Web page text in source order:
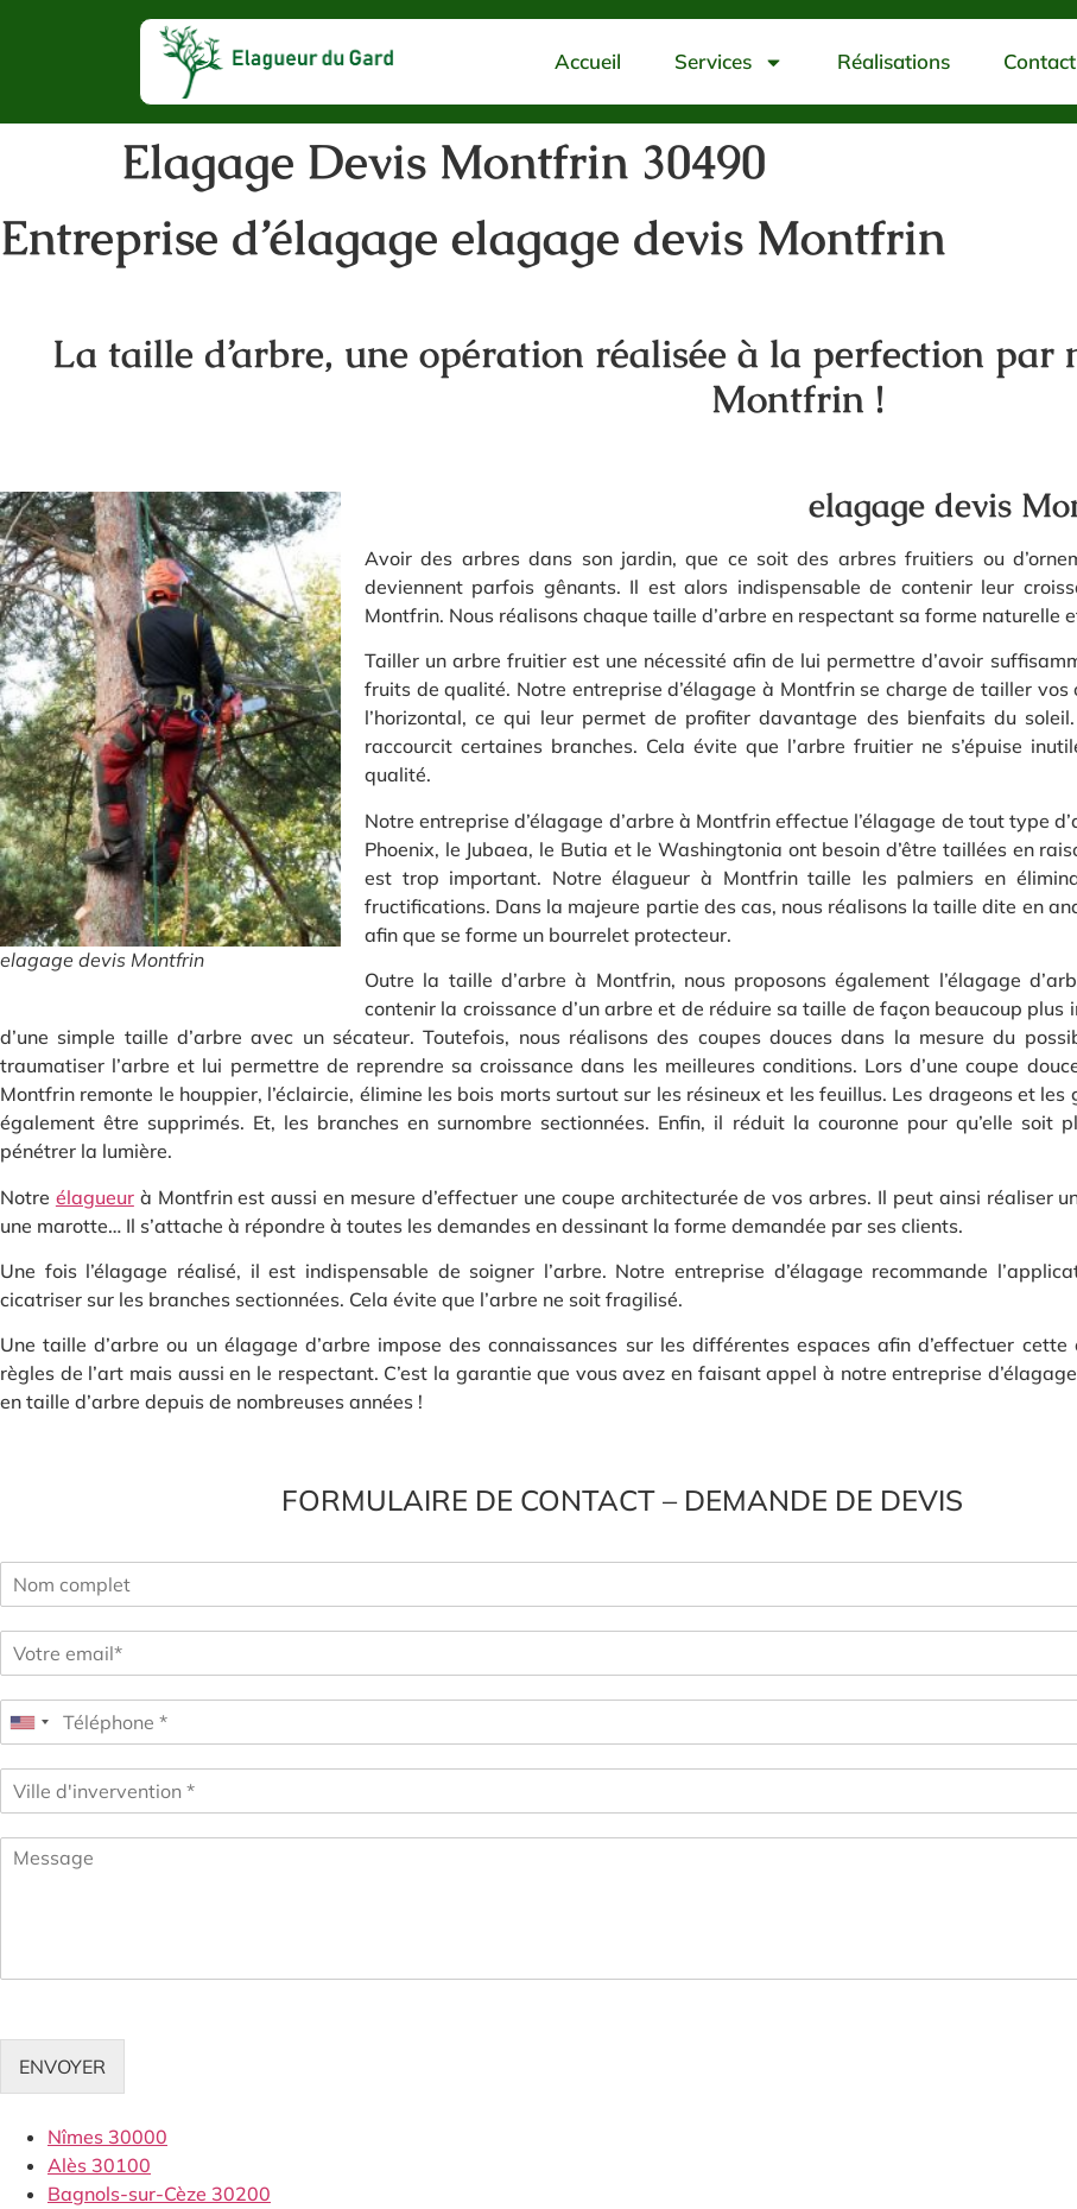
Accueil Services Réalisations Contact
Elagage Devis Montfrin 30490
Entreprise d’élagage elagage devis Montfrin
La taille d’arbre, une opération réalisée à la perfection par
Montfrin !
elagage devis Montfrin
elagage devis
Avoir des arbres dans son jardin, que ce soit des arbres fruitiers ou
deviennent parfois gênants. Il est alors indispensable de contenir leur
Montfrin. Nous réalisons chaque taille d’arbre en respectant sa forme naturelle
Tailler un arbre fruitier est une nécessité afin de lui permettre d’avoir
fruits de qualité. Notre entreprise d’élagage à Montfrin se charge de tailler
l’horizontal, ce qui leur permet de profiter davantage des bienfaits du
raccourcit certaines branches. Cela évite que l’arbre fruitier ne s’épuise
qualité.
Notre entreprise d’élagage d’arbre à Montfrin effectue l’élagage de tout type
Phoenix, le Jubaea, le Butia et le Washingtonia ont besoin d’être taillées en
est trop important. Notre élagueur à Montfrin taille les palmiers en
fructifications. Dans la majeure partie des cas, nous réalisons la taille dite en
afin que se forme un bourrelet protecteur.
Outre la taille d’arbre à Montfrin, nous proposons également l’élagage
contenir la croissance d’un arbre et de réduire sa taille de façon beaucoup plus
d’une simple taille d’arbre avec un sécateur. Toutefois, nous réalisons des coupes douces dans la mesure du
traumatiser l’arbre et lui permettre de reprendre sa croissance dans les meilleures conditions. Lors d’une coupe
Montfrin remonte le houppier, l’éclaircie, élimine les bois morts surtout sur les résineux et les feuillus. Les drageons et
également être supprimés. Et, les branches en surnombre sectionnées. Enfin, il réduit la couronne pour qu’elle soit
pénétrer la lumière.
Notre élagueurà Montfrin est aussi en mesure d’effectuer une coupe architecturée de vos arbres. Il peut ainsi réaliser
une marotte… Il s’attache à répondre à toutes les demandes en dessinant la forme demandée par ses clients.
Une fois l’élagage réalisé, il est indispensable de soigner l’arbre. Notre entreprise d’élagage recommande
cicatriser sur les branches sectionnées. Cela évite que l’arbre ne soit fragilisé.
Une taille d’arbre ou un élagage d’arbre impose des connaissances sur les différentes espaces afin d’effectuer
règles de l’art mais aussi en le respectant. C’est la garantie que vous avez en faisant appel à notre entreprise
en taille d’arbre depuis de nombreuses années !
FORMULAIRE DE CONTACT – DEMANDE DE DEVIS
ENVOYER
Nîmes 30000
Alès 30100
Bagnols-sur-Cèze 30200